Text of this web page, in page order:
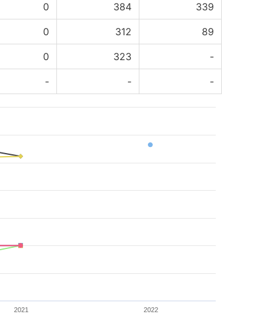
0 384 339
0 312 89
0 323 -
- - -
2021 2022